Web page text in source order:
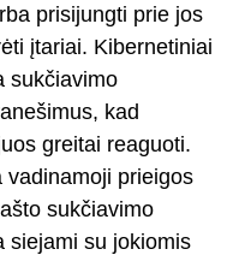
prisijungti prie jos
įtariai. Kibernetiniai
sukčiavimo
kad
greitai reaguoti.
vadinamoji prieigos
sukčiavimo
siejami su jokiomis